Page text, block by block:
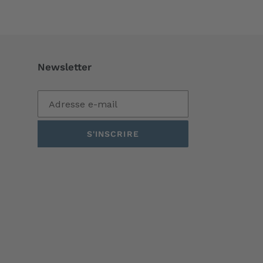
Newsletter
S'INSCRIRE